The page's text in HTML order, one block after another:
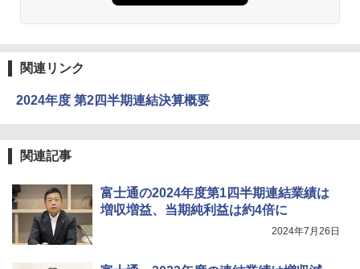
関連リンク
2024年度 第2四半期連結決算概要
関連記事
富士通の2024年度第1四半期連結業績は
増収増益、当期純利益は約4倍に
2024年7月26日